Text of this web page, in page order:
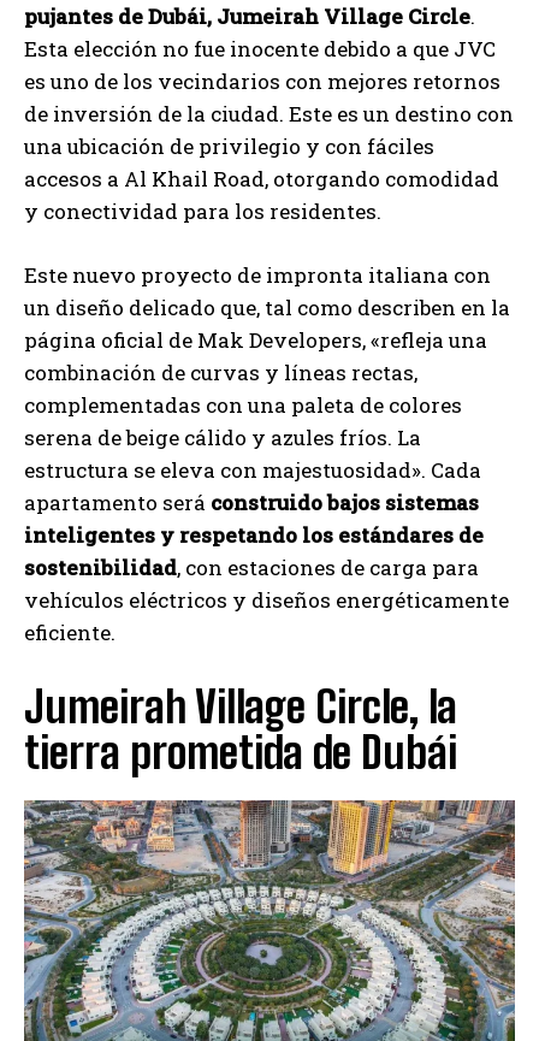
pujantes de Dubái, Jumeirah Village Circle.
Esta elección no fue inocente debido a que JVC
es uno de los vecindarios con mejores retornos
de inversión de la ciudad. Este es un destino con
una ubicación de privilegio y con fáciles
accesos a Al Khail Road, otorgando comodidad
y conectividad para los residentes.
Este nuevo proyecto de impronta italiana con
un diseño delicado que, tal como describen en la
página oficial de Mak Developers, «refleja una
combinación de curvas y líneas rectas,
complementadas con una paleta de colores
serena de beige cálido y azules fríos. La
estructura se eleva con majestuosidad». Cada
apartamento será construido bajos sistemas
inteligentes y respetando los estándares de
sostenibilidad, con estaciones de carga para
vehículos eléctricos y diseños energéticamente
eficiente.
Jumeirah Village Circle, la
tierra prometida de Dubái